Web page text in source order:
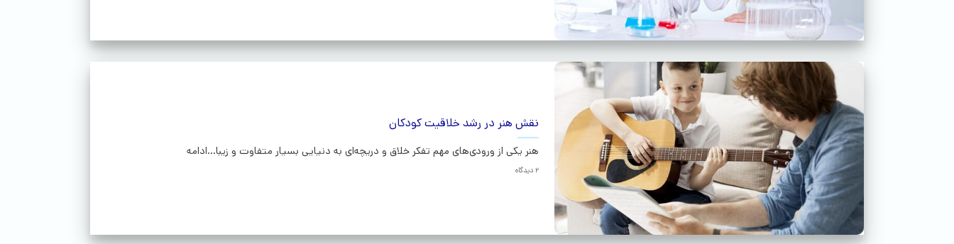
نقش هنر در رشد خلاقیت کودکان
هنر یکی از ورودی‌های مهم تفکر خلاق و دریچه‌ای به دنیایی بسیار متفاوت و زیبا...ادامه
2 دیدگاه